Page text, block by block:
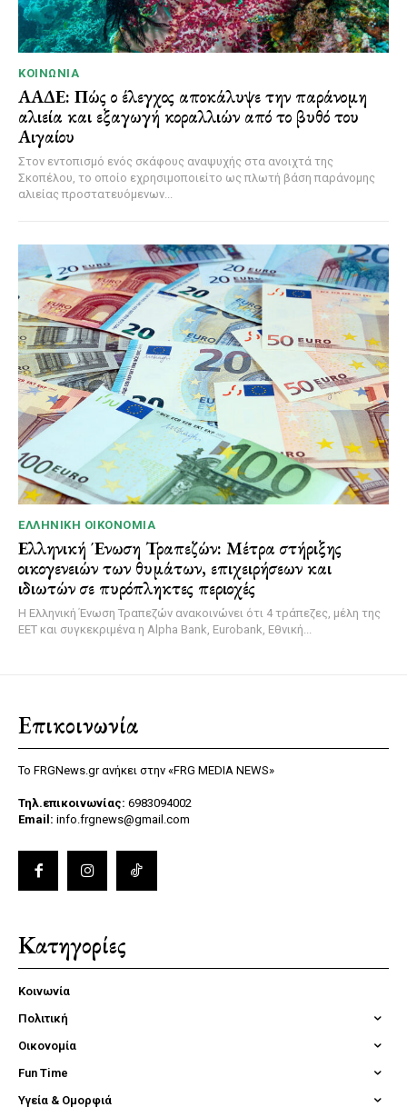
ΚΟΙΝΩΝΊΑ
ΑΑΔΕ: Πώς ο έλεγχος αποκάλυψε την παράνομη
αλιεία και εξαγωγή κοραλλιών από το βυθό του
Αιγαίου
Στον εντοπισμό ενός σκάφους αναψυχής στα ανοιχτά της
Σκοπέλου, το οποίο εχρησιμοποιείτο ως πλωτή βάση παράνομης
αλιείας προστατευόμενων...
ΕΛΛΗΝΙΚΉ ΟΙΚΟΝΟΜΊΑ
Ελληνική Ένωση Τραπεζών: Μέτρα στήριξης
οικογενειών των θυμάτων, επιχειρήσεων και
ιδιωτών σε πυρόπληκτες περιοχές
Η Ελληνική Ένωση Τραπεζών ανακοινώνει ότι 4 τράπεζες, μέλη της
ΕΕΤ και συγκεκριμένα η Alpha Bank, Eurobank, Εθνική...
Επικοινωνία
Το FRGNews.gr ανήκει στην «FRG MEDIA NEWS»
Τηλ.επικοινωνίας: 6983094002
Email: info.frgnews@gmail.com
Κατηγορίες
Κοινωνία
Πολιτική
Οικονομία
Fun Time
Υγεία & Ομορφιά